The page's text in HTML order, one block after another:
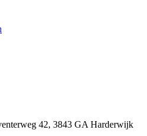
42, 3843 GA Harderwijk